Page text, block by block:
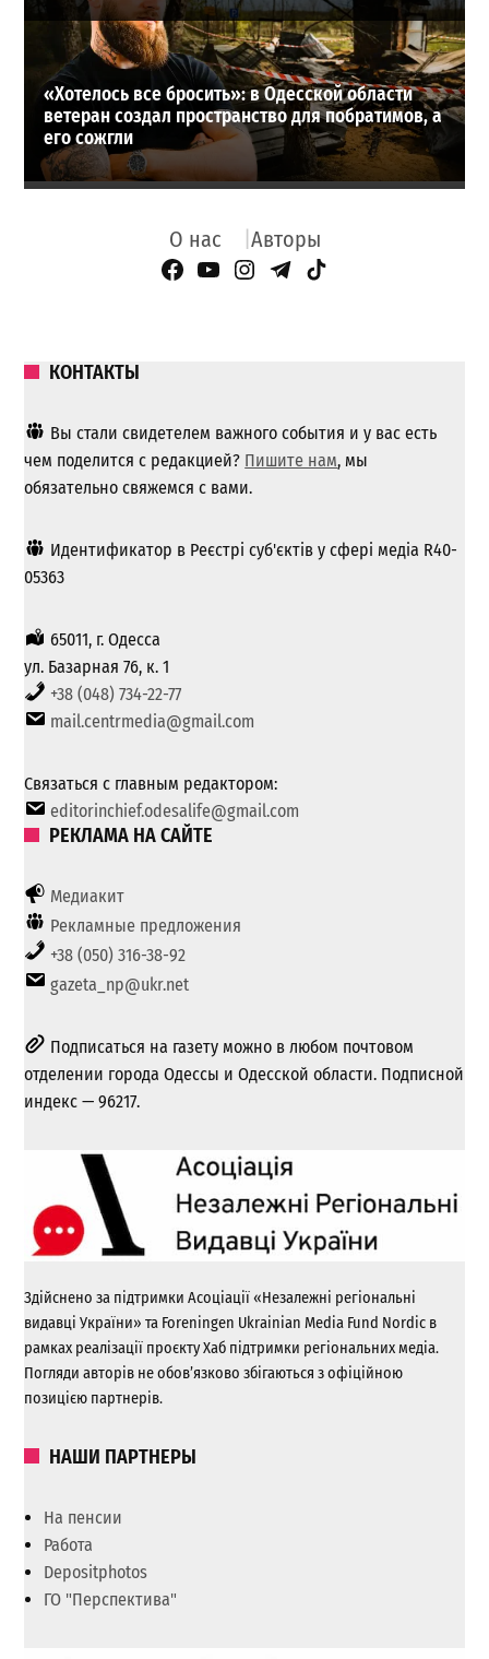
«Хотелось все бросить»: в Одесской области
ветеран создал пространство для побратимов, а
его сожгли
О нас Авторы
Facebook Page
YouTube
Instagram
Telegram
TikTok
КОНТАКТЫ
Вы стали свидетелем важного события и у вас есть
чем поделится с редакцией? Пишите нам, мы
обязательно свяжемся с вами.
Идентификатор в Реєстрі суб'єктів у сфері медіа R40-
05363
65011, г. Одесса
ул. Базарная 76, к. 1
+38 (048) 734-22-77
mail.centrmedia@gmail.com
Связаться с главным редактором:
editorinchief.odesalife@gmail.com
РЕКЛАМА НА САЙТЕ
Медиакит
Рекламные предложения
+38 (050) 316-38-92
gazeta_np@ukr.net
Подписаться на газету можно в любом почтовом
отделении города Одессы и Одесской области. Подписной
индекс — 96217.
Здійснено за підтримки Асоціації «Незалежні регіональні
видавці України» та Foreningen Ukrainian Media Fund Nordic в
рамках реалізації проєкту Хаб підтримки регіональних медіа.
Погляди авторів не обов’язково збігаються з офіційною
позицією партнерів.
НАШИ ПАРТНЕРЫ
На пенсии
Работа
Depositphotos
ГО "Перспектива"